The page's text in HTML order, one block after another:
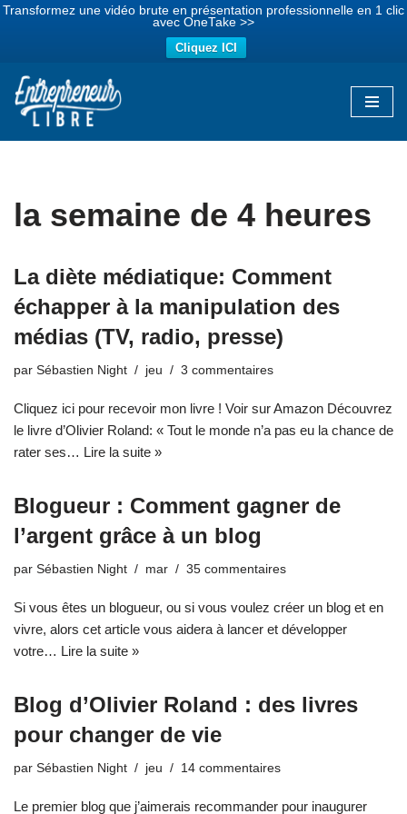
Transformez une vidéo brute en présentation professionnelle en 1 clic
avec OneTake >>
Cliquez ICI
Aller
la semaine de 4 heures
La diète médiatique: Comment
échapper à la manipulation des
médias (TV, radio, presse)
par Sébastien Night jeu 3 commentaires
Cliquez ici pour recevoir mon livre ! Voir sur Amazon Découvrez
le livre d’Olivier Roland: « Tout le monde n’a pas eu la chance de
rater ses… Lire la suite »
Blogueur : Comment gagner de
l’argent grâce à un blog
par Sébastien Night mar 35 commentaires
Si vous êtes un blogueur, ou si vous voulez créer un blog et en
vivre, alors cet article vous aidera à lancer et développer
votre… Lire la suite »
Blog d’Olivier Roland : des livres
pour changer de vie
par Sébastien Night jeu 14 commentaires
Le premier blog que j’aimerais recommander pour inaugurer